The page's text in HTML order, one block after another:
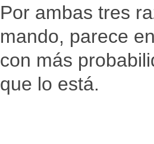
Por ambas tres
mando, parece
con más
que lo está.